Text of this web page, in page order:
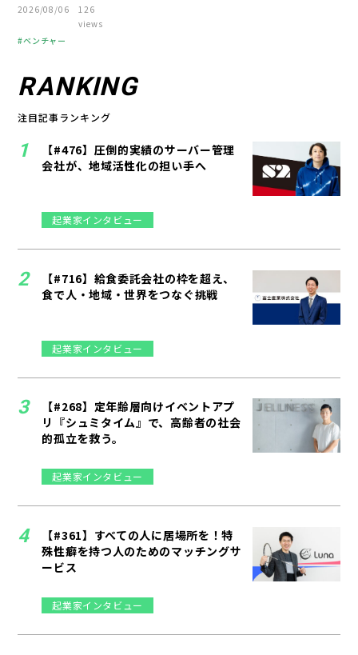
2026/08/06
126
views
ベンチャー
経営知識
RANKING
注目記事ランキング
【#476】圧倒的実績のサーバー管理
会社が、地域活性化の担い手へ
起業家インタビュー
【#716】給食委託会社の枠を超え、
食で人・地域・世界をつなぐ挑戦
起業家インタビュー
【#268】定年齢層向けイベントアプ
リ『シュミタイム』で、高齢者の社会
的孤立を救う。
起業家インタビュー
【#361】すべての人に居場所を！特
殊性癖を持つ人のためのマッチングサ
ービス
起業家インタビュー